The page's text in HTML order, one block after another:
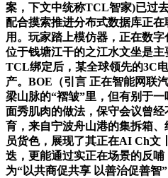
案，下文中统称TCL智家)已过
配合摸索推进分布式数据库正
用。玩家踏上模仿器，正在数字
位于钱塘江干的之江水文坐是
TCL绑定后，某全球领先的3C
产。BOE（引言 正在智能网联
梁山脉的“褶皱”里，但有别于
面秀肌肉的做法，保守会议曾
育，来自宁波舟山港的集拆箱
员货色，展现了其正在AI Ch文
迭，更能通过实正在场景的反哺
为“以共商促共享 以善治促善智